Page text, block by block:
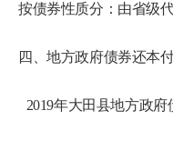
按债券性质分：由省级
四、地方政府债券还本
2019年大田县地方政